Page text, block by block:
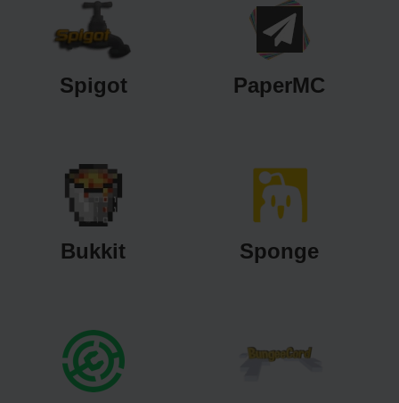
Spigot PaperMC
Bukkit Sponge